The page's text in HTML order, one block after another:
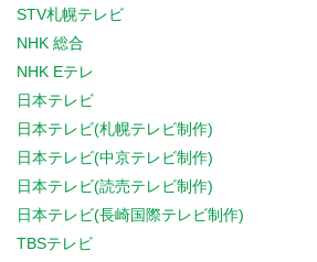
STV札幌テレビ
NHK 総合
NHK Eテレ
日本テレビ
日本テレビ(札幌テレビ制作)
日本テレビ(中京テレビ制作)
日本テレビ(読売テレビ制作)
日本テレビ(長崎国際テレビ制作)
TBSテレビ